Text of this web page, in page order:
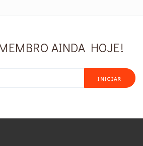
AINDA HOJE!
INICIAR